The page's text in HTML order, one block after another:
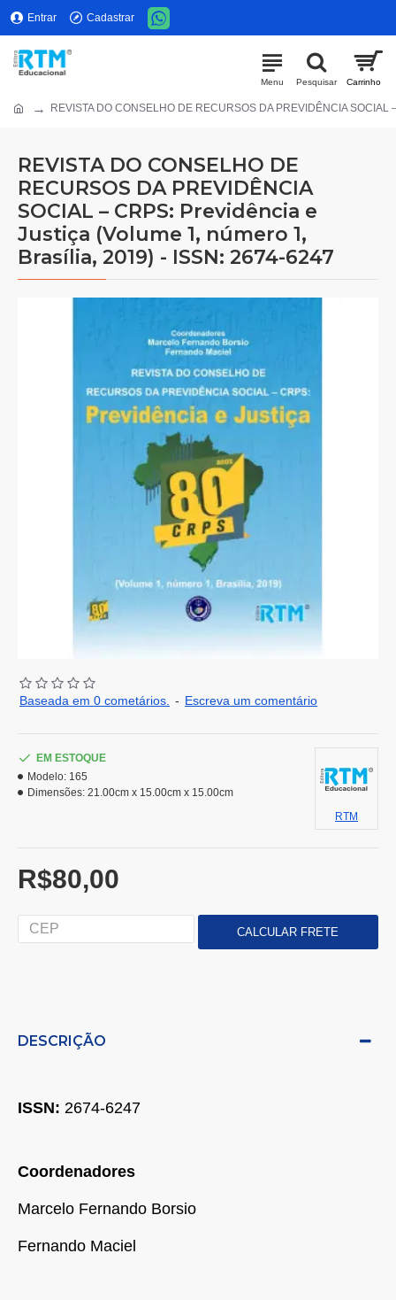
Entrar Cadastrar
REVISTA DO CONSELHO DE RECURSOS DA PREVIDÊNCIA
REVISTA DO CONSELHO DE
RECURSOS DA PREVIDÊNCIA
SOCIAL – CRPS: Previdência e
Justiça (Volume 1, número 1,
Brasília, 2019) - ISSN: 2674-6247
Baseada em 0 cometários. - Escreva um comentário
R$80,00
EM ESTOQUE
Modelo: 165
Dimensões: 21.00cm x 15.00cm x 15.00cm
RTM
DESCRIÇÃO
ISSN: 2674-6247
Coordenadores
Marcelo Fernando Borsio
Fernando Maciel